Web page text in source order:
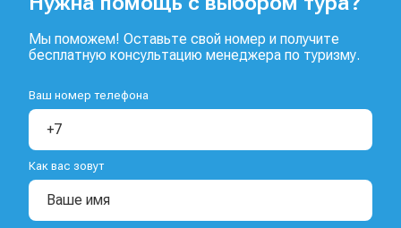
Мы поможем! Оставьте свой номер и получите
бесплатную консультацию менеджера по туризму.
Ваш номер телефона
Как вас зовут